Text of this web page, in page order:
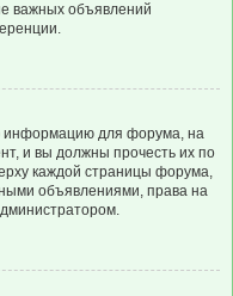
важных объявлений
информацию для форума, на
и вы должны прочесть их по
каждой страницы форума,
объявлениями, права на